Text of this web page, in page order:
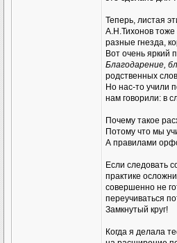
Теперь, листая
А.Н.Тихонов тоже
разные гнезда,
Вот очень яркий
Благодарение,
родственных
Но нас-то учили
нам говорили: в
Почему такое
Потому что мы
А правилами
Если следовать
практике
совершенно не
переучиваться
Замкнутый круг!
Когда я делала